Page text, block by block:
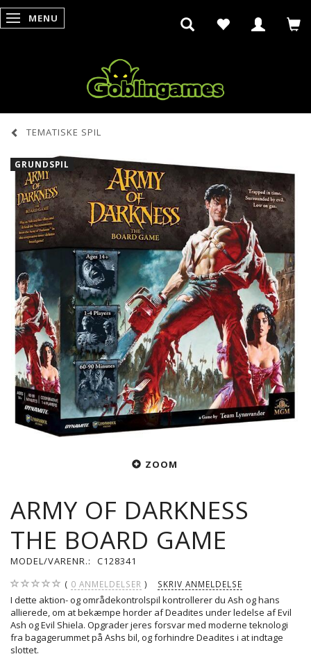
SKIFTE NAVIGATION
MENU
TEMATISKE SPIL
GRUNDSPIL
ZOOM
ARMY OF DARKNESS
THE BOARD GAME
MODEL/VARENR.: C128341
0 ANMELDELSER SKRIV ANMELDELSE
I dette aktion- og områdekontrolspil kontrollerer du Ash og hans
allierede, om at bekæmpe horder af Deadites under ledelse af Evil
Ash og Evil Shiela. Opgrader jeres forsvar med moderne teknologi
fra bagagerummet på Ashs bil, og forhindre Deadites i at indtage
slottet.